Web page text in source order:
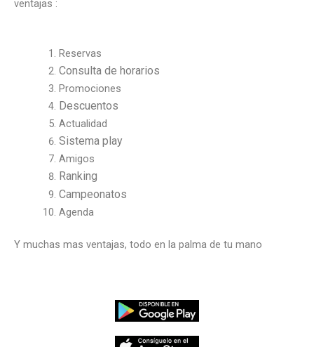
ventajas :
Reservas
Consulta de horarios
Promociones
Descuentos
Actualidad
Sistema play
Amigos
Ranking
Campeonatos
Agenda
Y muchas mas ventajas, todo en la palma de tu mano